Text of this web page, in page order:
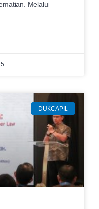
Melalui
DUKCAPIL